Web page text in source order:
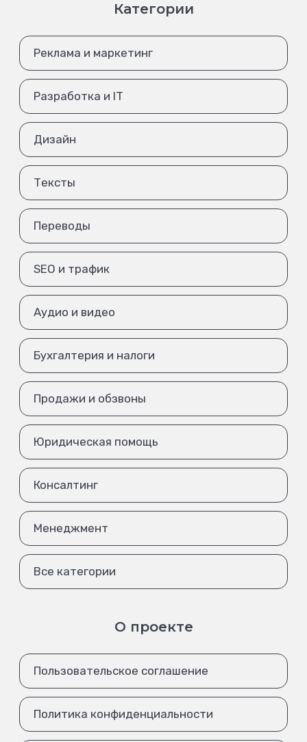
Категории
Реклама и маркетинг
Разработка и IT
Дизайн
Тексты
Переводы
SEO и трафик
Аудио и видео
Бухгалтерия и налоги
Продажи и обзвоны
Юридическая помощь
Консалтинг
Менеджмент
Все категории
О проекте
Пользовательское соглашение
Политика конфиденциальности